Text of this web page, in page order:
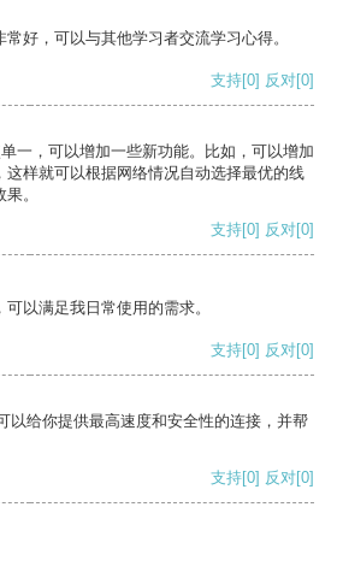
好，可以与其他学习者交流学习心得。
支持[0] 反对[0]
一，可以增加一些新功能。比如，可以增加
这样就可以根据网络情况自动选择最优的线
。
支持[0] 反对[0]
以满足我日常使用的需求。
支持[0] 反对[0]
以给你提供最高速度和安全性的连接，并帮
支持[0] 反对[0]